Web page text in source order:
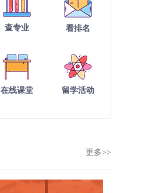
查专业 看排名
在线课堂 留学活动
更多>>